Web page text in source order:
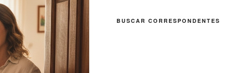
BUSCAR CORRESPONDENTES